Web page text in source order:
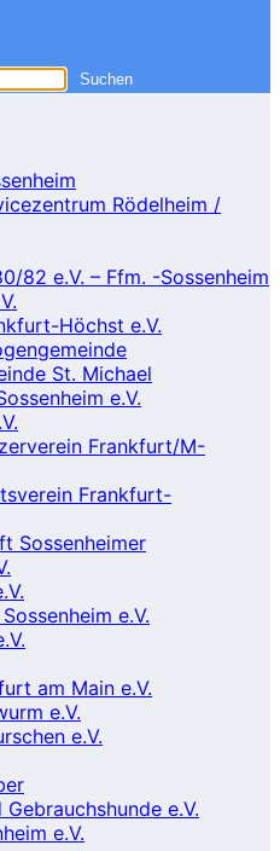
Rödelheim /
82 e.V. – Ffm. -Sossenheim
Höchst e.V.
St. Michael
e.V.
Frankfurt/M-
Frankfurt-
Sossenheimer
e.V.
am Main e.V.
e.V.
e.V.
e.V.
e.V.